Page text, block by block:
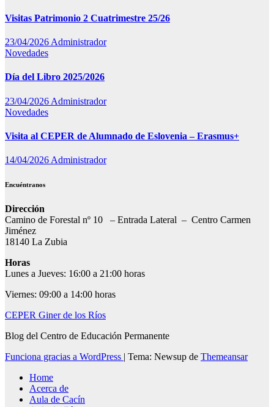
Visitas Patrimonio 2 Cuatrimestre 25/26
23/04/2026 Administrador
Novedades
Día del Libro 2025/2026
23/04/2026 Administrador
Novedades
Visita al CEPER de Alumnado de Eslovenia – Erasmus+
14/04/2026 Administrador
Encuéntranos
Dirección
Camino de Forestal nº 10 – Entrada Lateral – Centro Carmen
Jiménez
18140 La Zubia
Horas
Lunes a Jueves: 16:00 a 21:00 horas
Viernes: 09:00 a 14:00 horas
CEPER Giner de los Ríos
Blog del Centro de Educación Permanente
Funciona gracias a WordPress | Tema: Newsup de Themeansar
Home
Acerca de
Aula de Cacín